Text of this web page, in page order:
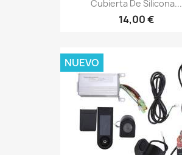
Cubierta De Silicona...
14,00 €
NUEVO